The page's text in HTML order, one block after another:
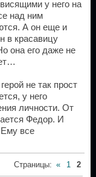
у него на
над ним
А он еще и
в красавицу
она его даже не
не так прост
у него
личности. От
Федор. И
Ему все
Страницы: « 1 2